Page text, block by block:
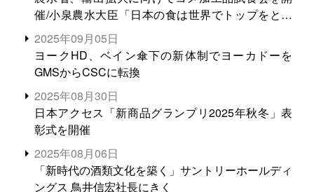
催/小泉農水大臣「日本の食は世界でトップをとれ
る。米増産に向けて、米輸出需要の拡大を」
2025年09月05日
ヨークHD、ベイン傘下の新体制でヨーカドーを
GMSからCSCに転換
2025年08月30日
日本アクセス「新商品グランプリ2025年秋冬」表
彰式を開催
2025年08月06日
「新時代の酒類文化を築く」サントリーホールディ
ングス 鳥井信宏社長にきく